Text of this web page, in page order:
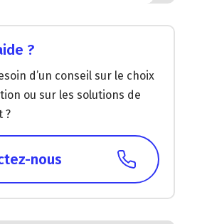
?
d’un conseil sur le choix
ou sur les solutions de
?
nous